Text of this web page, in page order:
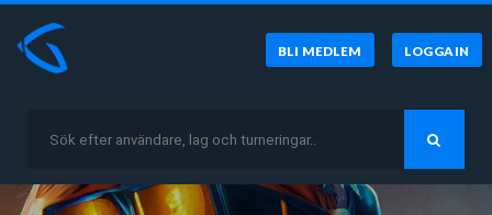
BLI MEDLEM LOGGA IN